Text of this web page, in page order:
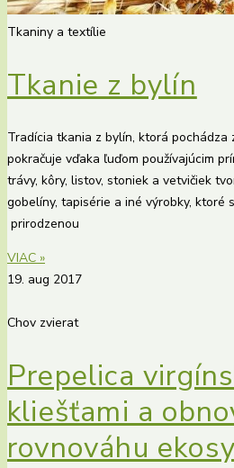
Tkaniny a textílie
Tkanie z bylín
Tradícia tkania z bylín, ktorá pochádza
pokračuje vďaka ľuďom používajúcim
trávy, kôry, listov, stoniek a vetvičiek
gobelíny, tapisérie a iné výrobky, ktoré
prirodzenou
VIAC »
19. aug 2017
Chov zvierat
Prepelica
kliešťami a
rovnováhu